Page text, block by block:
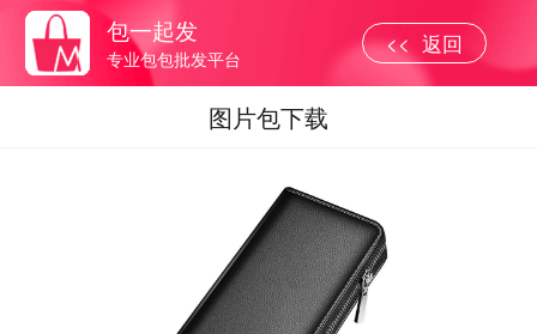
包一起发
专业包包批发平台
<< 返回
图片包下载